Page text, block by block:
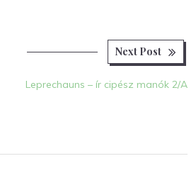
Next Post
Leprechauns – ír cipész manók 2/A